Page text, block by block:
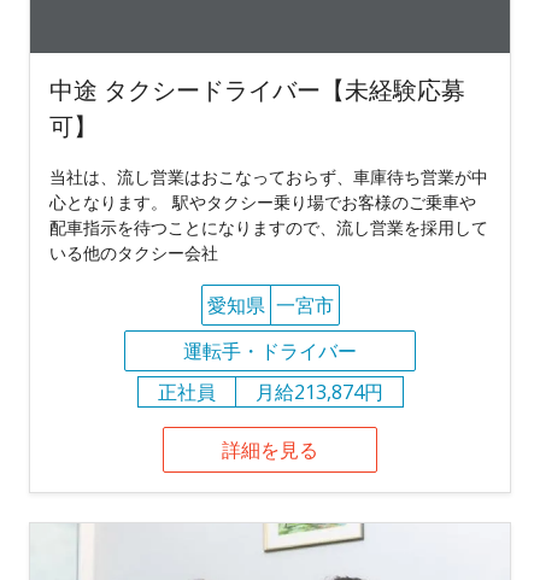
中途 タクシードライバー【未経験応募
可】
当社は、流し営業はおこなっておらず、車庫待ち営業が中
心となります。 駅やタクシー乗り場でお客様のご乗車や
配車指示を待つことになりますので、流し営業を採用して
いる他のタクシー会社
愛知県 一宮市
運転手・ドライバー
正社員
月給213,874円
詳細を見る